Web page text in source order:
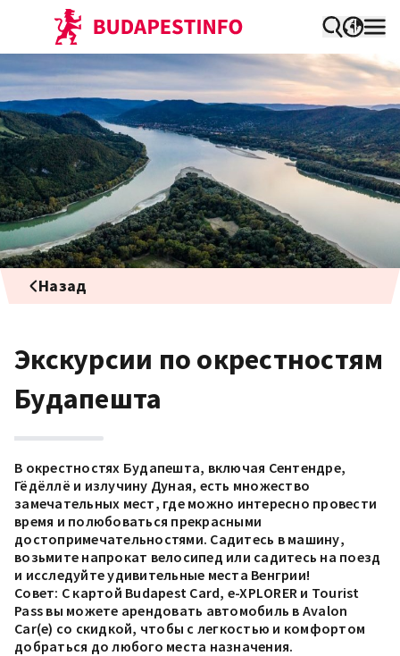
Назад
Экскурсии по окрестностям
Будапешта
В окрестностях Будапешта, включая Сентендре,
Гёдёллё и излучину Дуная, есть множество
замечательных мест, где можно интересно провести
время и полюбоваться прекрасными
достопримечательностями. Садитесь в машину,
возьмите напрокат велосипед или садитесь на поезд
и исследуйте удивительные места Венгрии!
Совет: С картой Budapest Card, e-XPLORER и Tourist
Pass вы можете арендовать автомобиль в Avalon
Car(e) со скидкой, чтобы с легкостью и комфортом
добраться до любого места назначения.